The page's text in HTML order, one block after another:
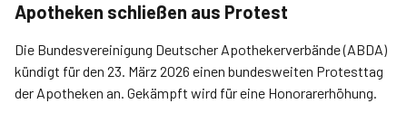
Apotheken schließen aus Protest
Die Bundesvereinigung Deutscher Apothekerverbände (ABDA)
kündigt für den 23. März 2026 einen bundesweiten Protesttag
der Apotheken an. Gekämpft wird für eine Honorarerhöhung.